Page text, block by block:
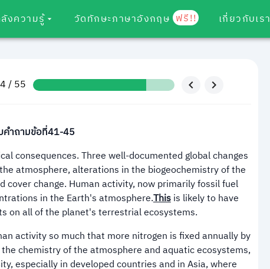
งความรู้ วัดทักษะภาษาอังกฤษ ฟรี!! เกี่ยวกับเรา
/ 55
คำถามข้อที่41-45
consequences. Three well-documented global changes
atmosphere, alterations in the biogeochemistry of the
cover change. Human activity, now primarily fossil fuel
in the Earth's atmosphere.Thisis likely to have
on all of the planet's terrestrial ecosystems.
activity so much that more nitrogen is fixed annually by
chemistry of the atmosphere and aquatic ecosystems,
especially in developed countries and in Asia, where